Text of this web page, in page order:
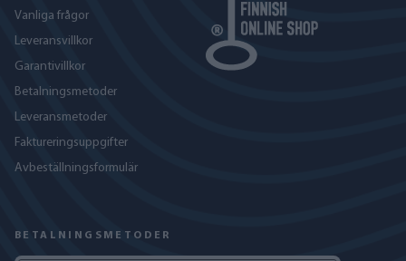
Vanliga frågor
Leveransvillkor
Garantivillkor
Betalningsmetoder
Leveransmetoder
Faktureringsuppgifter
Avbeställningsformulär
BETALNINGSMETODER